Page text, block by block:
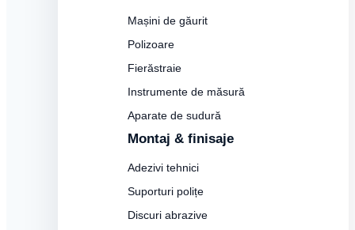
Mașini de găurit
Polizoare
Fierăstraie
Instrumente de măsură
Aparate de sudură
Montaj & finisaje
Adezivi tehnici
Suporturi polițe
Discuri abrazive